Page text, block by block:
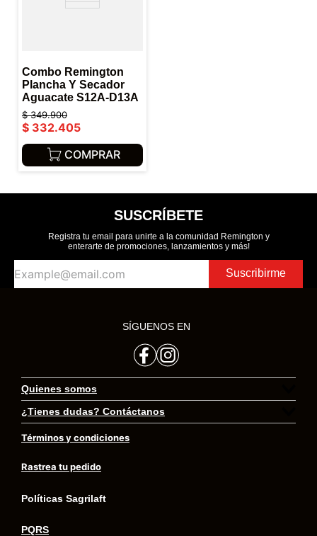
Combo Remington
Plancha Y Secador
Aguacate S12A-D13A
$ 349.900
$ 332.405
COMPRAR
SUSCRÍBETE
Registra tu email para unirte a la comunidad Remington y
enterarte de promociones, lanzamientos y más!
Suscribirme
SÍGUENOS EN
Quienes somos
Preguntas frecuentes
Trabaja con nosotros
Declaración de privacidad
¿Tienes dudas? Contáctanos
Transversal 23 # 97 – 73 Oficina 406 Bogotá.
Colombia
contacto@remingtoncolombia.com
Términos y condiciones
Rastrea tu pedido
Políticas Sagrilaft
PQRS